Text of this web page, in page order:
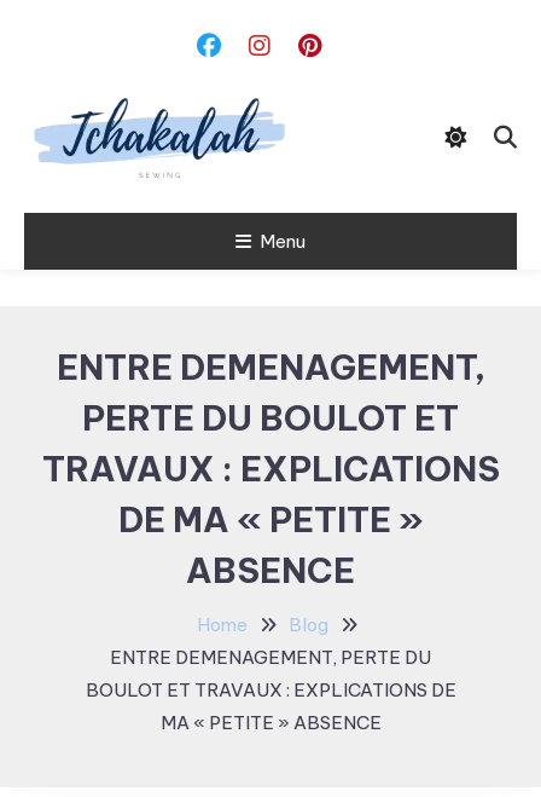
Tchakalah Menu
ENTRE DEMENAGEMENT,
PERTE DU BOULOT ET
TRAVAUX : EXPLICATIONS
DE MA « PETITE »
ABSENCE
Home
Blog
ENTRE DEMENAGEMENT, PERTE DU
BOULOT ET TRAVAUX : EXPLICATIONS DE
MA « PETITE » ABSENCE